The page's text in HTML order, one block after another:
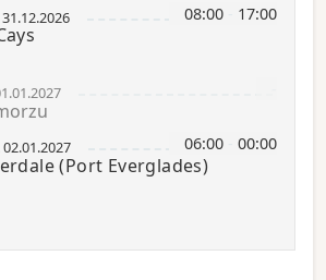
08:00 17:00
31.12.2026
06:00 00:00
02.01.2027
(Port Everglades)